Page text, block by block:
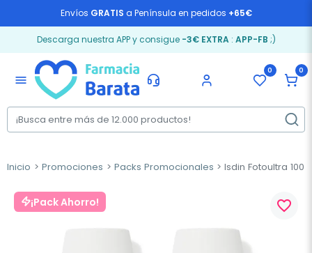
Envíos GRATIS a Península en pedidos +65€
Descarga nuestra APP y consigue -3€ EXTRA: APP-FB ;)
menu
0 0
Inicio Promociones Packs Promocionales Isdin Fotoultra 100
¡Pack Ahorro! favorite_border